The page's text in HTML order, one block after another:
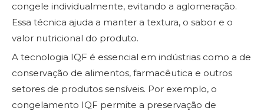
congele individualmente, evitando a aglomeração.
Essa técnica ajuda a manter a textura, o sabor e o
valor nutricional do produto.
A tecnologia IQF é essencial em indústrias como a de
conservação de alimentos, farmacêutica e outros
setores de produtos sensíveis. Por exemplo, o
congelamento IQF permite a preservação de